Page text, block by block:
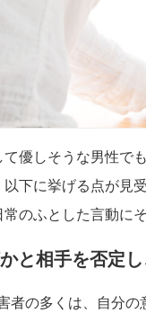
て優しそうな男性で
以下に挙げる点が見
常のふとした言動に
と相手を否定
者の多くは、自分